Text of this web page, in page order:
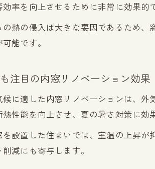
2
率を向上させるために非常に効果的
の熱の侵入は大きな要因であるため
能です。
注目の内窓リノベーション効果
候に適した内窓リノベーションは、
性能を向上させ、夏の暑さ対策に効
を設置した住まいでは、室温の上昇
減にも寄与します。